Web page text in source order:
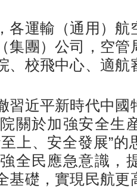
各運輸（通用）航
集團）公司，空管
、校飛中心、適航
近平新時代中國
關於加強安全生
上、安全發展”的
全民應急意識，
基礎，實現民航更